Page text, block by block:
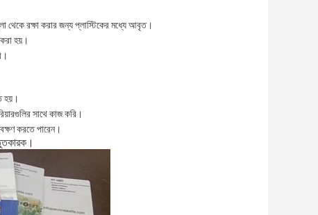
থেকে রক্ষা করার জন্য প্লাস্টিকের মধ্যে আবৃত।
হয়।
হয়।
সাথে কাজ করি।
করতে পারেন।